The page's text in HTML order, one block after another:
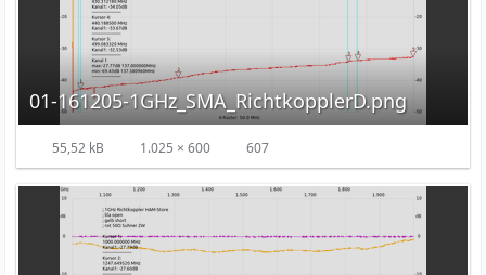
01-161205-1GHz_SMA_RichtkopplerD.png
55,52 kB 1.025 × 600 607